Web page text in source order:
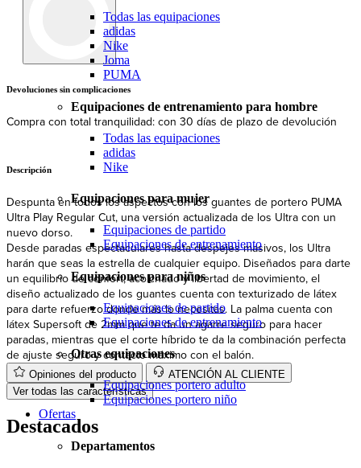
Todas las equipaciones
adidas
Nike
Joma
PUMA
Equipaciones de entrenamiento para hombre
Todas las equipaciones
adidas
Nike
Equipaciones para mujer
Equipaciones de partido
Equipaciones de entrenamiento
Equipaciones para niños
Equipaciones de partido
Equipaciones de entrenamiento
Otras equipaciones
Equipaciones portero adulto
Equipaciones portero niño
Ofertas
Departamentos
Devoluciones sin complicaciones
Compra con total tranquilidad: con 30 días de plazo de devolución
Descripción
Despunta en todos los aspectos con los guantes de portero PUMA
Ultra Play Regular Cut, una versión actualizada de los Ultra con un
nuevo dorso.
Desde paradas espectaculares hasta despejes masivos, los Ultra
harán que seas la estrella de cualquier equipo. Diseñados para darte
un equilibrio de confort, acolchado y libertad de movimiento, el
diseño actualizado de los guantes cuenta con texturizado de látex
para darte refuerzo donde más lo necesitas. La palma cuenta con
látex Supersoft de 2mm que te da un agarre seguro para hacer
paradas, mientras que el corte híbrido te da la combinación perfecta
de ajuste seguro y contacto máximo con el balón.
Opiniones del producto
ATENCIÓN AL CLIENTE
Ver todas las características
Destacados